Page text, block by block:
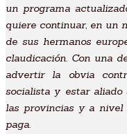
un programa
quiere continuar, en un
de sus hermanos
claudicación. Con una
advertir la obvia
socialista y estar
las provincias y a nivel
paga.